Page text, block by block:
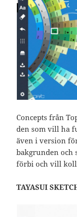
Concepts från
den som vill ha
även i version
bakgrunden och
förbi och vill
TAYASUI